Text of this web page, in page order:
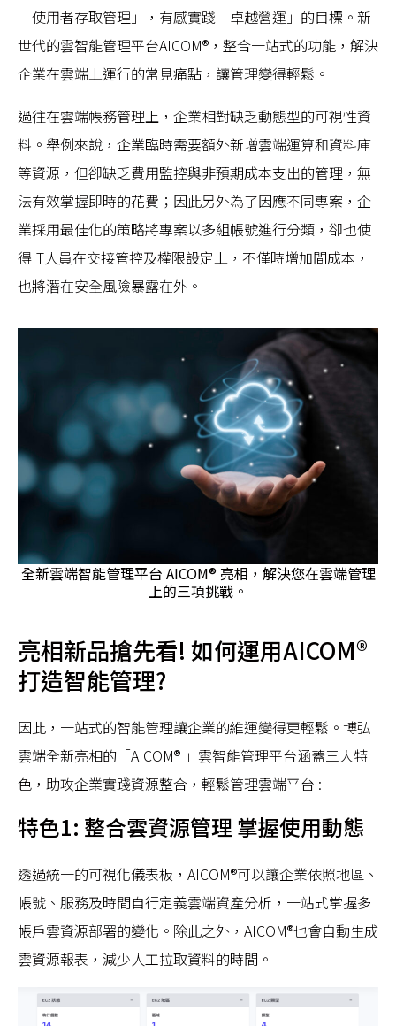
「使用者存取管理」，有感實踐「卓越營運」的目標。新
世代的雲智能管理平台AICOM®，整合一站式的功能，解決
企業在雲端上運行的常見痛點，讓管理變得輕鬆。
過往在雲端帳務管理上，企業相對缺乏動態型的可視性資
料。舉例來說，企業臨時需要額外新增雲端運算和資料庫
等資源，但卻缺乏費用監控與非預期成本支出的管理，無
法有效掌握即時的花費；因此另外為了因應不同專案，企
業採用最佳化的策略將專案以多組帳號進行分類，卻也使
得IT人員在交接管控及權限設定上，不僅時增加間成本，
也將潛在安全風險暴露在外。
全新雲端智能管理平台 AICOM® 亮相，解決您在雲端管理
上的三項挑戰。
亮相新品搶先看! 如何運用AICOM®
打造智能管理?
因此，一站式的智能管理讓企業的維運變得更輕鬆。博弘
雲端全新亮相的「AICOM® 」雲智能管理平台涵蓋三大特
色，助攻企業實踐資源整合，輕鬆管理雲端平台 :
特色1: 整合雲資源管理 掌握使用動態
透過統一的可視化儀表板，AICOM®可以讓企業依照地區、
帳號、服務及時間自行定義雲端資產分析，一站式掌握多
帳戶雲資源部署的變化。除此之外，AICOM®也會自動生成
雲資源報表，減少人工拉取資料的時間。